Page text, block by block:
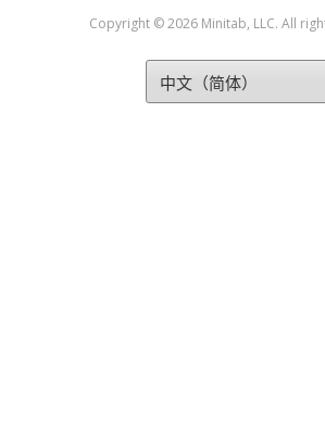
Copyright © 2026 Minitab, LLC. All